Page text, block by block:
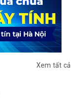
Xem tất cả